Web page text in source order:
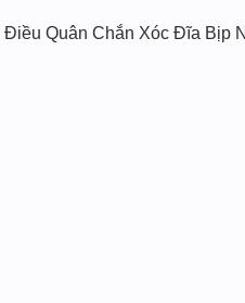
Quân Chắn Xóc Đĩa Bịp